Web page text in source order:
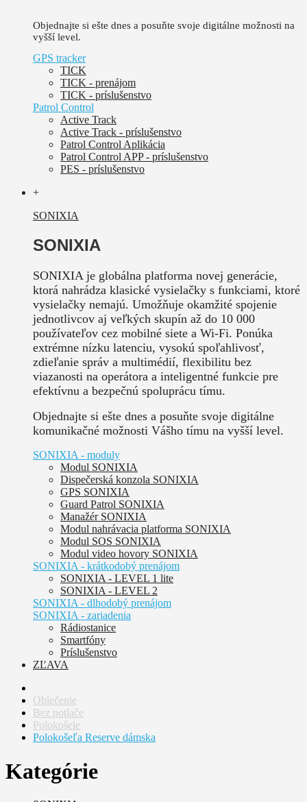
Objednajte si ešte dnes a posuňte svoje digitálne možnosti na
vyšší level.
GPS tracker
TICK
TICK - prenájom
TICK - príslušenstvo
Patrol Control
Active Track
Active Track - príslušenstvo
Patrol Control Aplikácia
Patrol Control APP - príslušenstvo
PES - príslušenstvo
+
SONIXIA
SONIXIA
SONIXIA je globálna platforma novej generácie,
ktorá nahrádza klasické vysielačky s funkciami, ktoré
vysielačky nemajú. Umožňuje okamžité spojenie
jednotlivcov aj veľkých skupín až do 10 000
používateľov cez mobilné siete a Wi-Fi. Ponúka
extrémne nízku latenciu, vysokú spoľahlivosť,
zdieľanie správ a multimédií, flexibilitu bez
viazanosti na operátora a inteligentné funkcie pre
efektívnu a bezpečnú spoluprácu tímu.
Objednajte si ešte dnes a posuňte svoje digitálne
komunikačné možnosti Vášho tímu na vyšší level.
SONIXIA - moduly
Modul SONIXIA
Dispečerská konzola SONIXIA
GPS SONIXIA
Guard Patrol SONIXIA
Manažér SONIXIA
Modul nahrávacia platforma SONIXIA
Modul SOS SONIXIA
Modul video hovory SONIXIA
SONIXIA - krátkodobý prenájom
SONIXIA - LEVEL 1 lite
SONIXIA - LEVEL 2
SONIXIA - dlhodobý prenájom
SONIXIA - zariadenia
Rádiostanice
Smartfóny
Príslušenstvo
ZĽAVA
Oblečenie
Bez potlače
Polokošele
Polokošeľa Reserve dámska
Kategórie